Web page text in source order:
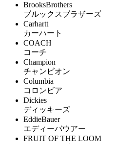
BrooksBrothers
ブルックスブラザーズ
Carhartt
カーハート
COACH
コーチ
Champion
チャンピオン
Columbia
コロンビア
Dickies
ディッキーズ
EddieBauer
エディーバウアー
FRUIT OF THE LOOM